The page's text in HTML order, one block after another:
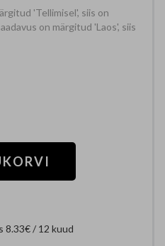
'Tellimisel', siis on
on märgitud 'Laos', siis
8.33€ / 12 kuud